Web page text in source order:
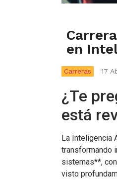
en
Carreras 17
¿Te
está
La Inteligencia
transformando
sistemas**,
visto